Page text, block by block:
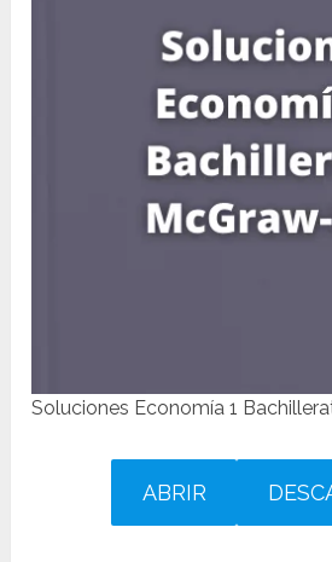
Soluciones Economía 1
ABRIR